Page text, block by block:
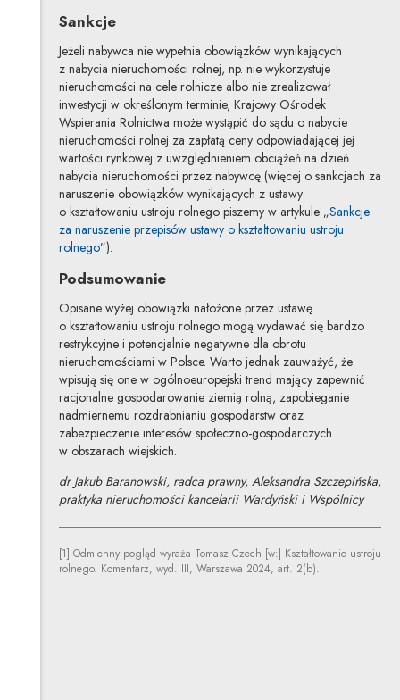
Sankcje
Jeżeli nabywca nie wypełnia obowiązków wynikających
z nabycia nieruchomości rolnej, np. nie wykorzystuje
nieruchomości na cele rolnicze albo nie zrealizował
inwestycji w określonym terminie, Krajowy Ośrodek
Wspierania Rolnictwa może wystąpić do sądu o nabycie
nieruchomości rolnej za zapłatą ceny odpowiadającej jej
wartości rynkowej z uwzględnieniem obciążeń na dzień
nabycia nieruchomości przez nabywcę (więcej o sankcjach za
naruszenie obowiązków wynikających z ustawy
o kształtowaniu ustroju rolnego piszemy w artykule „Sankcje
za naruszenie przepisów ustawy o kształtowaniu ustroju
rolnego”).
Podsumowanie
Opisane wyżej obowiązki nałożone przez ustawę
o kształtowaniu ustroju rolnego mogą wydawać się bardzo
restrykcyjne i potencjalnie negatywne dla obrotu
nieruchomościami w Polsce. Warto jednak zauważyć, że
wpisują się one w ogólnoeuropejski trend mający zapewnić
racjonalne gospodarowanie ziemią rolną, zapobieganie
nadmiernemu rozdrabnianiu gospodarstw oraz
zabezpieczenie interesów społeczno-gospodarczych
w obszarach wiejskich.
dr Jakub Baranowski, radca prawny, Aleksandra Szczepińska,
praktyka nieruchomości kancelarii Wardyński i Wspólnicy
[1] Odmienny pogląd wyraża Tomasz Czech [w:] Kształtowanie ustroju
rolnego. Komentarz, wyd. III, Warszawa 2024, art. 2(b).